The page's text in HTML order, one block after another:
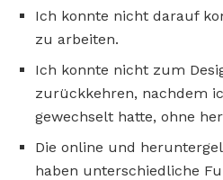
Ich konnte nicht darauf
zu arbeiten.
Ich konnte nicht zum
zurückkehren, nachdem
gewechselt hatte, ohne
Die online und
haben unterschiedliche